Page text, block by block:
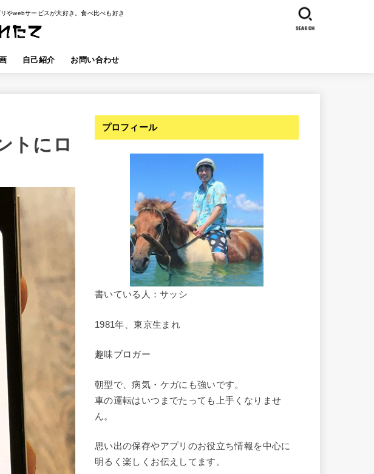
やwebサービスが大好き。食べ比べも好き
自己紹介 お問い合わせ
SEARCH
トにロ
プロフィール
書いている人：サッシ
1981年、東京生まれ
趣味ブロガー
朝型で、病気・ケガにも強いです。
車の運転はいつまでたっても上手くなりませ
ん。
思い出の保存やアプリのお役立ち情報を中心に
明るく楽しくお伝えしてます。